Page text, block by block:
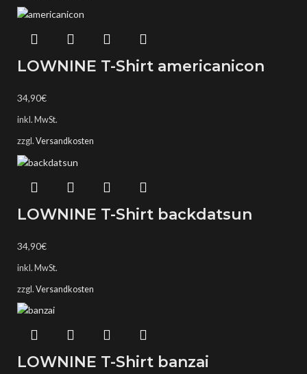
LOWNINE T-Shirt americanicon
34,90€
inkl. MwSt.
zzgl. Versandkosten
LOWNINE T-Shirt backdatsun
34,90€
inkl. MwSt.
zzgl. Versandkosten
LOWNINE T-Shirt banzai